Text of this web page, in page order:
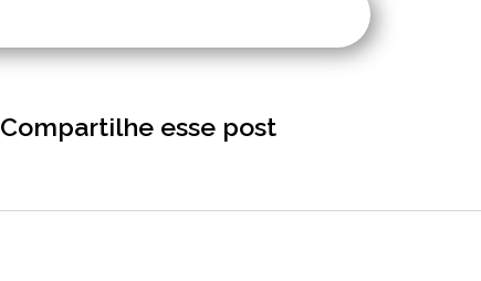
Compartilhe esse post